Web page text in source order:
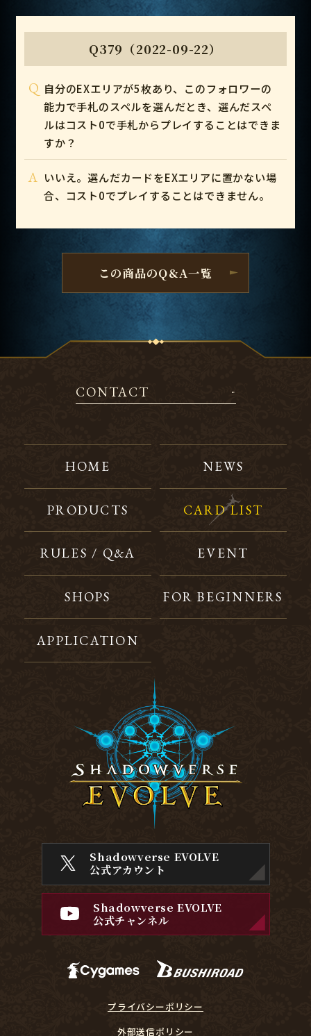
Q379（2022-09-22）
Q 自分のEXエリアが5枚あり、このフォロワーの
能力で手札のスペルを選んだとき、選んだスペ
ルはコスト0で手札からプレイすることはできま
すか？
A いいえ。選んだカードをEXエリアに置かない場
合、コスト0でプレイすることはできません。
この商品のQ&A一覧
CONTACT
HOME NEWS
PRODUCTS CARD LIST
RULES / Q&A EVENT
SHOPS FOR BEGINNERS
APPLICATION
Shadowverse EVOLVE
公式アカウント
Shadowverse EVOLVE
公式チャンネル
プライバシーポリシー
外部送信ポリシー